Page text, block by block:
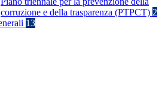
corruzione e della trasparenza (PTPCT) 2
13